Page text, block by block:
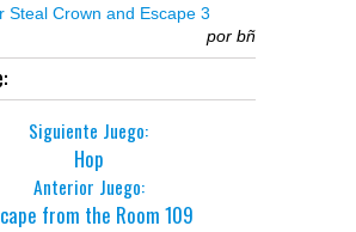
Steal Crown and Escape 3
por bñ
Siguiente Juego:
Hop
Anterior Juego:
from the Room 109